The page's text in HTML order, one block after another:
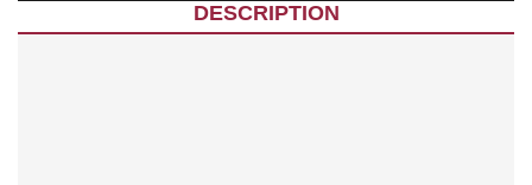
DESCRIPTION